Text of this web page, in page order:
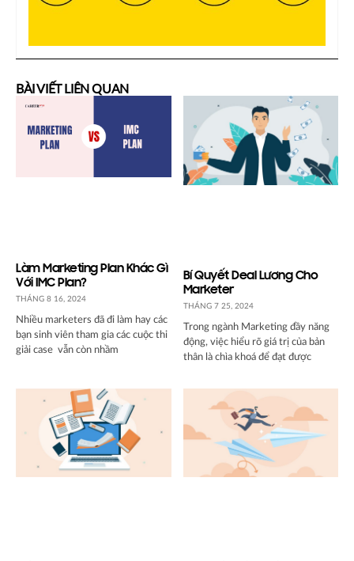
BÀI VIẾT LIÊN QUAN
Làm Marketing Plan Khác Gì
Với IMC Plan?
THÁNG 8 16, 2024
Nhiều marketers đã đi làm hay các
bạn sinh viên tham gia các cuộc thi
giải case vẫn còn nhầm
Bí Quyết Deal Lương Cho
Marketer
THÁNG 7 25, 2024
Trong ngành Marketing đầy năng
động, việc hiểu rõ giá trị của bản
thân là chìa khoá để đạt được